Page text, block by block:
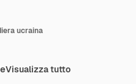
ucraina
Visualizza tutto